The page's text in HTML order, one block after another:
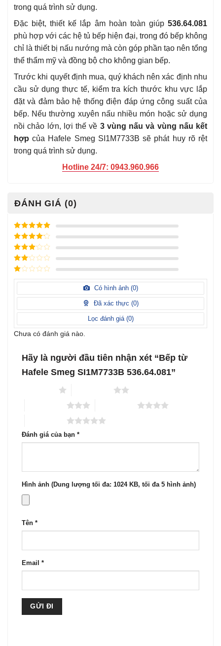
trong quá trình sử dụng.
Đặc biệt, thiết kế lắp âm hoàn toàn giúp 536.64.081
phù hợp với các hệ tủ bếp hiện đại, trong đó bếp không
chỉ là thiết bị nấu nướng mà còn góp phần tạo nên tổng
thể thẩm mỹ và đồng bộ cho không gian bếp.
Trước khi quyết định mua, quý khách nên xác định nhu
cầu sử dụng thực tế, kiểm tra kích thước khu vực lắp
đặt và đảm bảo hệ thống điện đáp ứng công suất của
bếp. Nếu thường xuyên nấu nhiều món hoặc sử dụng
nồi chảo lớn, lợi thế về 3 vùng nấu và vùng nấu kết
hợp của Hafele Smeg SI1M7733B sẽ phát huy rõ rệt
trong quá trình sử dụng.
Hotline 24/7: 0943.960.966
ĐÁNH GIÁ (0)
Được xếp
hạng
5
5
sao
Được xếp
hạng
4
5
sao
Được
xếp
hạng3
5 sao
Được
hạng
sao
Được
hạng
sao
Có hình ảnh (0)
Đã xác thực (0)
Lọc đánh giá (0)
Chưa có đánh giá nào.
Hãy là người đầu tiên nhận xét “Bếp từ
Hafele Smeg SI1M7733B 536.64.081”
Đánh giá của bạn *
Hình ảnh (Dung lượng tối đa: 1024 KB, tối đa 5 hình ảnh)
Tên *
Email *